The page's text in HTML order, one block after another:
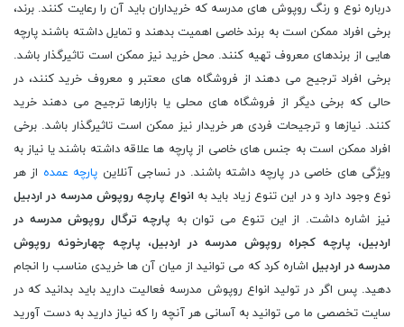
درباره نوع و رنگ روپوش های مدرسه که خریداران باید آن را رعایت کنند. برند،
برخی افراد ممکن است به برند خاصی اهمیت بدهند و تمایل داشته باشند پارچه
هایی از برندهای معروف تهیه کنند. محل خرید نیز ممکن است تاثیرگذار باشد.
برخی افراد ترجیح می دهند از فروشگاه های معتبر و معروف خرید کنند، در
حالی که برخی دیگر از فروشگاه های محلی یا بازارها ترجیح می دهند خرید
کنند. نیازها و ترجیحات فردی هر خریدار نیز ممکن است تاثیرگذار باشد. برخی
افراد ممکن است به جنس های خاصی از پارچه ها علاقه داشته باشند یا نیاز به
ویژگی های خاصی در پارچه داشته باشند. در نساجی آنلاین پارچه عمده از هر
نوع وجود دارد و در این تنوع زیاد باید به انواع پارچه روپوش مدرسه در اردبیل
نیز اشاره داشت. از این تنوع می توان به پارچه ترگال روپوش مدرسه در
اردبیل، پارچه کجراه روپوش مدرسه در اردبیل، پارچه چهارخونه روپوش
مدرسه در اردبیل اشاره کرد که می توانید از میان آن ها خریدی مناسب را انجام
دهید. پس اگر در تولید انواع روپوش مدرسه فعالیت دارید باید بدانید که در
سایت تخصصی ما می توانید به آسانی هر آنچه را که نیاز دارید به دست آورید